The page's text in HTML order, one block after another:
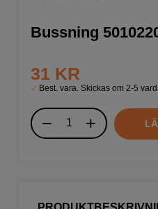
Bussning
31 KR
Best. vara. Skickas om 2-5